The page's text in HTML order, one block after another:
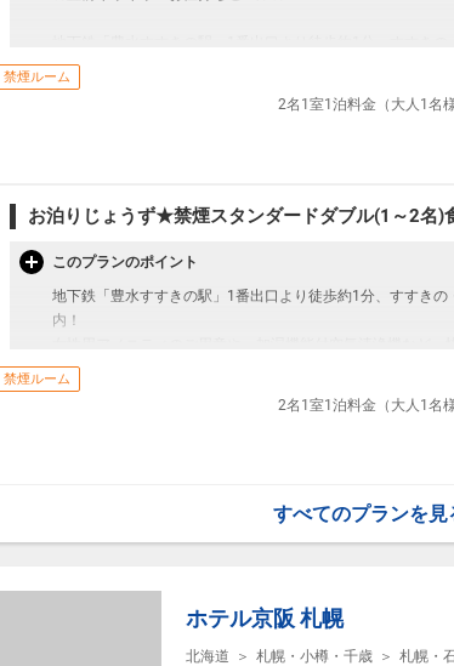
内！
女性用アメニティのご用意や、加湿機能付空気清浄機など、
※1ベッドです。2名様で1室をご予約の場合、おふたりでベ
・ウェルカムコーヒーのご用意あり（15時～23時まで）
※添い寝のお子様がいる場合は「施設へのメッセージ」に人
禁煙ルーム
2名1室1泊料金（大人1名
お泊りじょうず★禁煙スタンダードダブル(1～2名)
このプランのポイント
地下鉄「豊水すすきの駅」1番出口より徒歩約1分、すすき
内！
かな工夫を施しております。
※1ベッドです。2名様で1室をご予約の場合、おふたりでベ
・幼児施設使用料（0歳～未就学児）：無料
※添い寝のお子様がいる場合は「施設へのメッセージ」に人
禁煙ルーム
2名1室1泊料金（大人1名
すべてのプランを見
ホテル京阪 札幌
北海道 札幌・小樽・千歳 札幌・